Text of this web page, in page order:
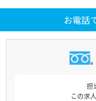
お電話
担
この求